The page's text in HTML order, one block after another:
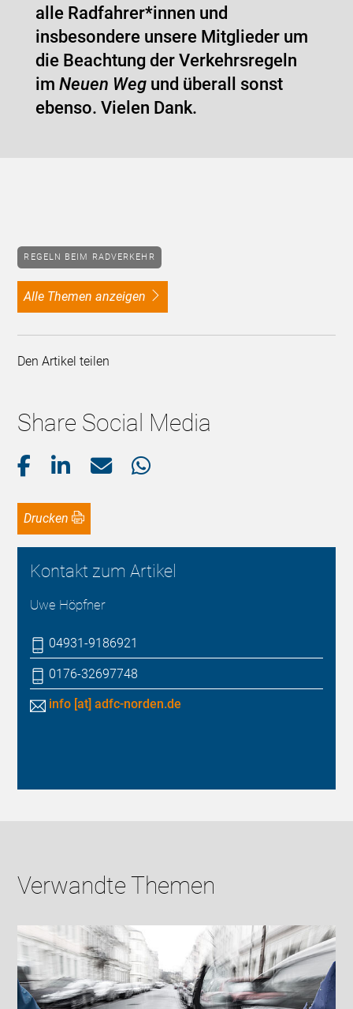
alle Radfahrer*innen und
insbesondere unsere Mitglieder um
die Beachtung der Verkehrsregeln
im Neuen Wegund überall sonst
ebenso. Vielen Dank.
REGELN BEIM RADVERKEHR
alle Themen anzeigen
Den Artikel teilen
Share Social Media
Drucken
Kontakt zum Artikel
Uwe Höpfner
04931-9186921
0176-32697748
info [at] adfc-norden.de
Verwandte Themen